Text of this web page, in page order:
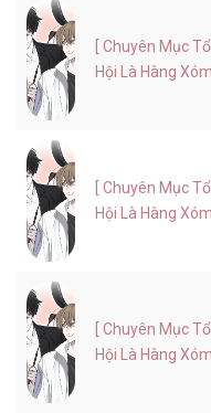
[ Chuyên Mục
Hội Là Hàng
[ Chuyên Mục
Hội Là Hàng
[ Chuyên Mục
Hội Là Hàng